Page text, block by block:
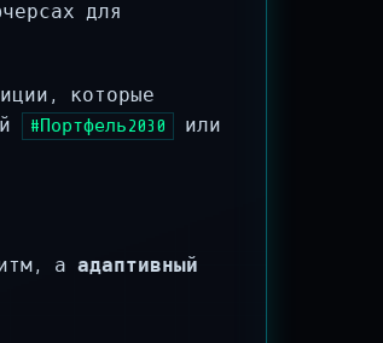
для
которые
#Портфель2030
или
а адаптивный